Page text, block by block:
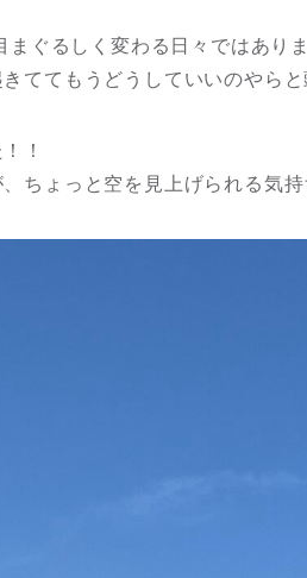
まぐるしく変わる日々ではあり
ててもうどうしていいのやらと
！
ちょっと空を見上げられる気持